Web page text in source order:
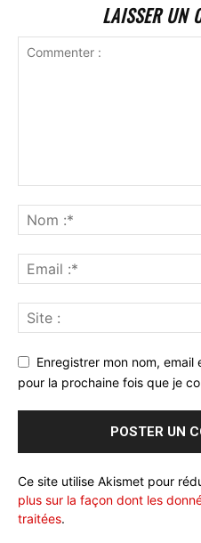
LAISSER UN
Enregistrer mon nom,
pour la prochaine fois que je
Ce site utilise Akismet pour
plus sur la façon dont les
traitées.